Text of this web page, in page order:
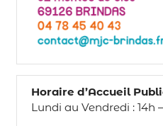
Horaire d’Accueil
Lundi au Vendredi : 14h